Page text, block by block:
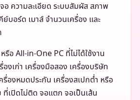
อ ความละเอียด ระบบสัมผัส สภาพ
บอร์ด เมาส์ จำนวนเครื่อง และ
อ All-in-One PC ที่ไม่ได้ใช้งาน
องเก่า เครื่องมือสอง เครื่องบริษัท
รื่องหมดประกัน เครื่องสเปกต่ำ หรือ
ที่เปิดไม่ติด จอแตก จอเป็นเส้น